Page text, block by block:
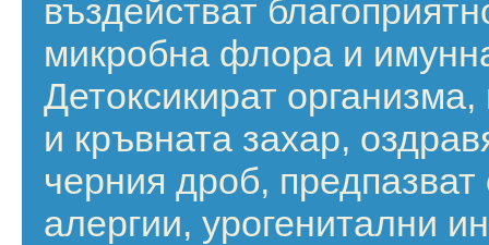
въздействат
микробна флора и
Детоксикират
и кръвната захар,
черния дроб,
алергии, урогенитални